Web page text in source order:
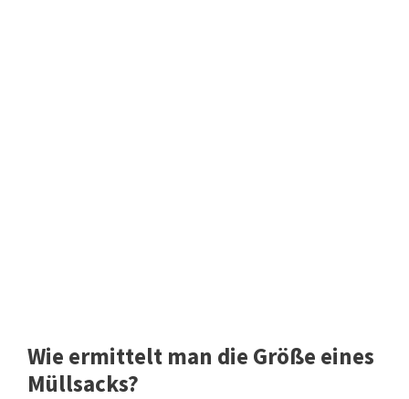
Wie ermittelt man die Größe eines
Müllsacks?